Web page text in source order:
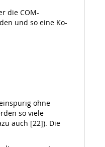
die COM-
und so eine Ko-
ohne
so viele
auch [22]). Die